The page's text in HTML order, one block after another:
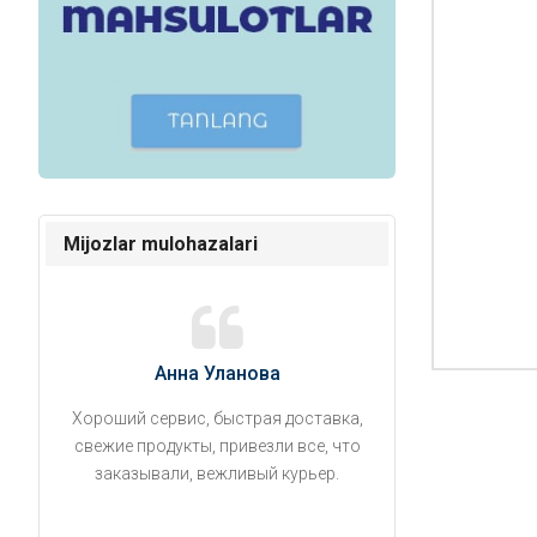
Mijozlar mulohazalari
Анна Уланова
Хороший сервис, быстрая доставка,
свежие продукты, привезли все, что
заказывали, вежливый курьер.